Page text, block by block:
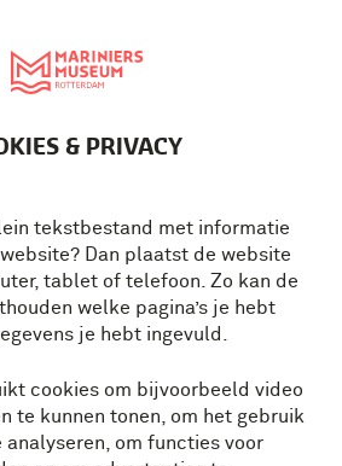
& PRIVACY
tekstbestand met informatie
Dan plaatst de website
tablet of telefoon. Zo kan de
welke pagina’s je hebt
je hebt ingevuld.
cookies om bijvoorbeeld video
te kunnen tonen, om het gebruik
analyseren, om functies voor